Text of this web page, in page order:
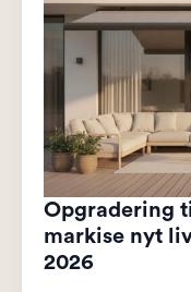
Opgradering
markise nyt
2026